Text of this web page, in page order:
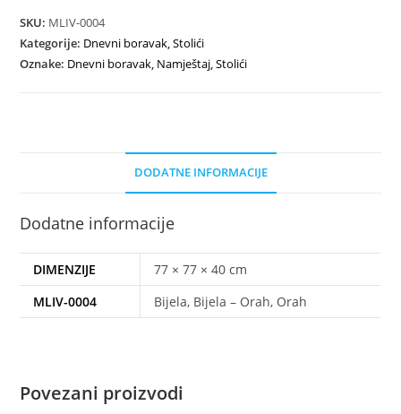
SKU: MLIV-0004
Kategorije: Dnevni boravak ,Stolići
Oznake: Dnevni boravak Namještaj ,Stolići
DODATNE INFORMACIJE
Dodatne informacije
DIMENZIJE
77 × 77 × 40 cm
MLIV-0004
Bijela, Bijela – Orah, Orah
Povezani proizvodi